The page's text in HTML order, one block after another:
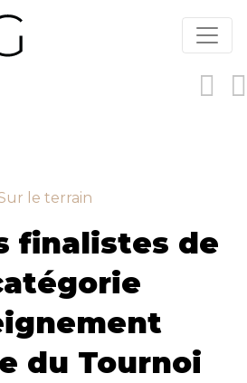
le terrain
finalistes de
du Tournoi